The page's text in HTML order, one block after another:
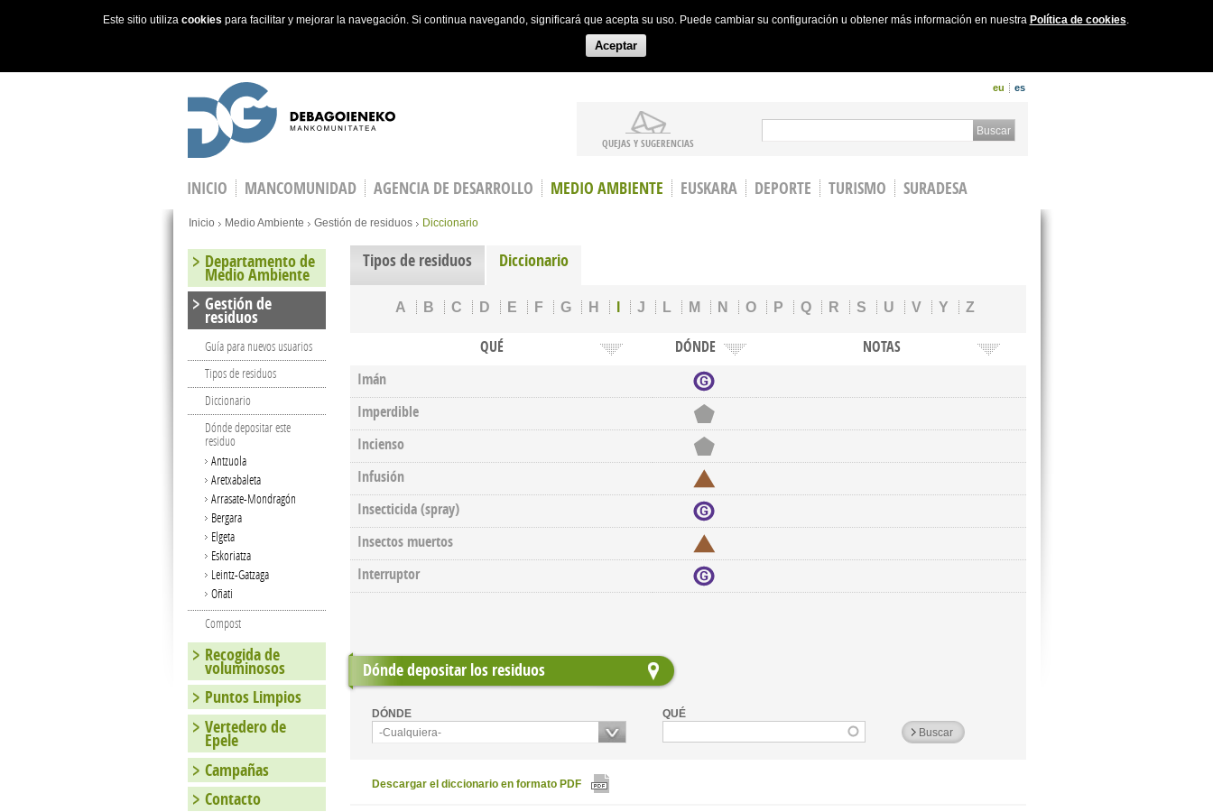
Este sitio utiliza cookies para facilitar y mejorar la navegación. Si continua navegando, significará que acepta su uso. Puede cambiar su configuración u obtener más información en nuestra Política de cookies.
Aceptar
eu es
QUEJAS Y SUGERENCIAS
Search form
INICIO MANCOMUNIDAD AGENCIA DE DESARROLLO MEDIO AMBIENTE EUSKARA DEPORTE TURISMO
SURADESA
You are here
Inicio Medio Ambiente Gestión de residuos Diccionario
Tipos de residuos Diccionario
A B C D E F G H J L M N O P Q R S U V Y Z
QUÉ DÓNDE
NOTAS
Imán
Imperdible
Incienso
Infusión
Insecticida (spray)
Insectos muertos
Interruptor
Dónde depositar los residuos
DÓNDE
-Cualquiera-
QUÉ
Descargar el diccionario en formato PDF
Departamento de
Medio Ambiente
Gestión de
residuos
Guía para nuevos usuarios
Tipos de residuos
Diccionario
Dónde depositar este
residuo
Antzuola
Aretxabaleta
Arrasate-Mondragón
Bergara
Elgeta
Eskoriatza
Leintz-Gatzaga
Oñati
Compost
Recogida de
voluminosos
Puntos Limpios
Vertedero de
Epele
Campañas
Contacto